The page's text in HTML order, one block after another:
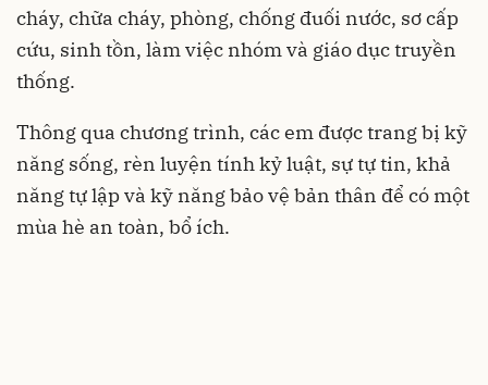
cháy, chữa cháy, phòng, chống đuối nước, sơ cấp
cứu, sinh tồn, làm việc nhóm và giáo dục truyền
thống.
Thông qua chương trình, các em được trang bị kỹ
năng sống, rèn luyện tính kỷ luật, sự tự tin, khả
năng tự lập và kỹ năng bảo vệ bản thân để có một
mùa hè an toàn, bổ ích.